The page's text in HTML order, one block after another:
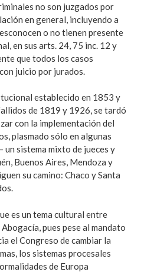
no son juzgados por
en general, incluyendo a
o no tienen presente
en sus arts. 24, 75 inc. 12 y
que todos los casos
juicio por jurados.
establecido en 1853 y
de 1819 y 1926, se tardó
con la implementación del
plasmado sólo en algunas
un sistema mixto de jueces y
Buenos Aires, Mendoza y
su camino: Chaco y Santa
es un tema cultural entre
pues pese al mandato
el Congreso de cambiar la
los sistemas procesales
de Europa